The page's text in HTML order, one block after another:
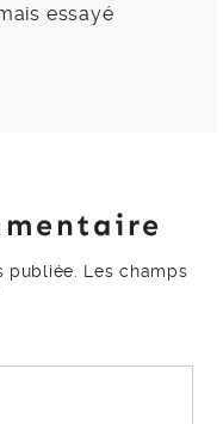
essayé
publiée.
Les champs